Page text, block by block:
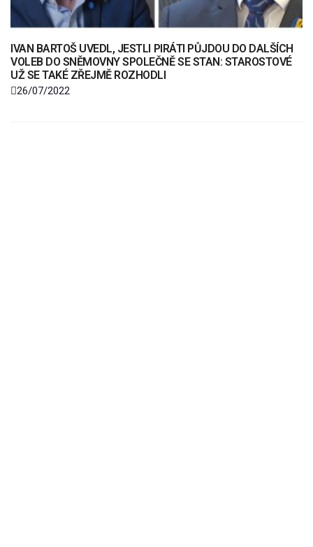
IVAN BARTOŠ UVEDL, JESTLI PIRÁTI PŮJDOU DO DALŠÍCH
VOLEB DO SNĚMOVNY SPOLEČNĚ SE STAN: STAROSTOVÉ
UŽ SE TAKÉ ZŘEJMĚ ROZHODLI
26/07/2022